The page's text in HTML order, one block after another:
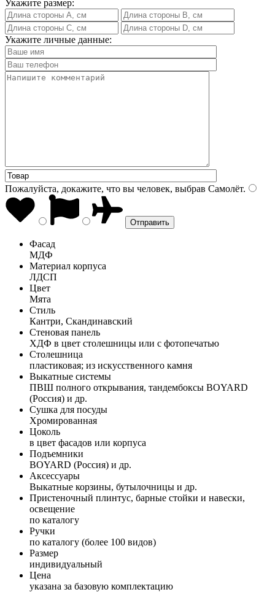
Укажите размер:
Укажите личные данные:
Пожалуйста, докажите, что вы человек, выбрав Самолёт.
Фасад
МДФ
Материал корпуса
ЛДСП
Цвет
Мята
Стиль
Кантри, Скандинавский
Стеновая панель
ХДФ в цвет столешницы или с фотопечатью
Столешница
пластиковая; из искусственного камня
Выкатные системы
ПВШ полного открывания, тандембоксы BOYARD
(Россия) и др.
Сушка для посуды
Хромированная
Цоколь
в цвет фасадов или корпуса
Подъемники
BOYARD (Россия) и др.
Аксессуары
Выкатные корзины, бутылочницы и др.
Пристеночный плинтус, барные стойки и навески,
освещение
по каталогу
Ручки
по каталогу (более 100 видов)
Размер
индивидуальный
Цена
указана за базовую комплектацию